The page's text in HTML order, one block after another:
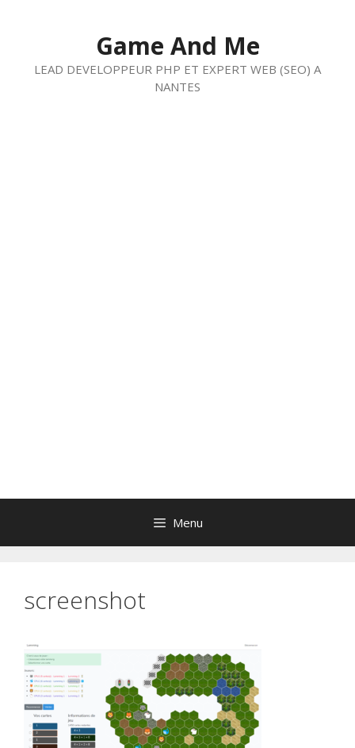
Game And Me
LEAD DEVELOPPEUR PHP ET EXPERT WEB (SEO) A
NANTES
Menu
screenshot